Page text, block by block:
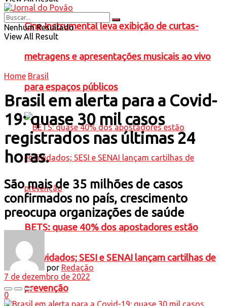
Cine Instrumental leva exibição de curtas-
metragens e apresentações musicais ao vivo
para espaços públicos
BETS: quase 40% dos apostadores estão
endividados; SESI e SENAI lançam cartilhas de
prevenção
Nenhum Resultado
View All Result
Home Brasil
Brasil em alerta para a Covid-
19: quase 30 mil casos
registrados nas últimas 24
horas.
São mais de 35 milhões de casos
confirmados no país, crescimento
preocupa organizações de saúde
por Redação
7 de dezembro de 2022
0